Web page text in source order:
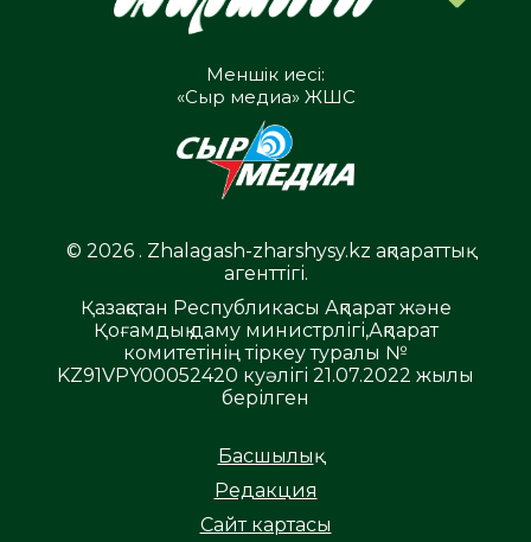
Меншік иесі:
«Сыр медиа» ЖШС
© 2026 . Zhalagash-zharshysy.kz ақпараттық
агенттігі.
Қазақстан Республикасы Ақпарат және
Қоғамдық даму министрлігі,Ақпарат
комитетінің тіркеу туралы №
KZ91VPY00052420 куәлігі 21.07.2022 жылы
берілген
Басшылық
Редакция
Сайт картасы